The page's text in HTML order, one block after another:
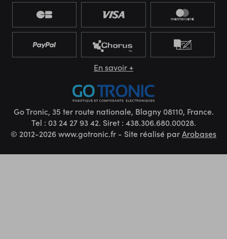
En savoir +
Go Tronic, 35 ter route nationale, Blagny 08110, France.
Tel : 03 24 27 93 42. Siret : 438.306.680.00028.
© 2012-2026 www.gotronic.fr - Site réalisé parArobases